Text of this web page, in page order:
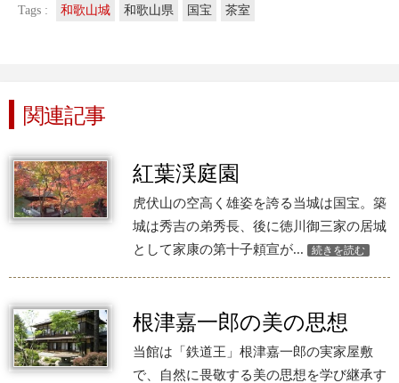
Tags : 和歌山城 和歌山県 国宝 茶室
関連記事
紅葉渓庭園
虎伏山の空高く雄姿を誇る当城は国宝。築
城は秀吉の弟秀長、後に徳川御三家の居城
として家康の第十子頼宣が...
続きを読む
根津嘉一郎の美の思想
当館は「鉄道王」根津嘉一郎の実家屋敷
で、自然に畏敬する美の思想を学び継承す